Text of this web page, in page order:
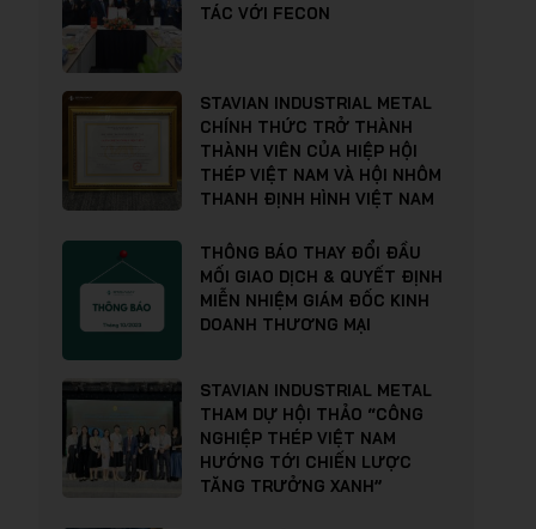
TÁC VỚI FECON
STAVIAN INDUSTRIAL METAL
CHÍNH THỨC TRỞ THÀNH
THÀNH VIÊN CỦA HIỆP HỘI
THÉP VIỆT NAM VÀ HỘI NHÔM
THANH ĐỊNH HÌNH VIỆT NAM
THÔNG BÁO THAY ĐỔI ĐẦU
MỐI GIAO DỊCH & QUYẾT ĐỊNH
MIỄN NHIỆM GIÁM ĐỐC KINH
DOANH THƯƠNG MẠI
STAVIAN INDUSTRIAL METAL
THAM DỰ HỘI THẢO “CÔNG
NGHIỆP THÉP VIỆT NAM
HƯỚNG TỚI CHIẾN LƯỢC
TĂNG TRƯỞNG XANH”